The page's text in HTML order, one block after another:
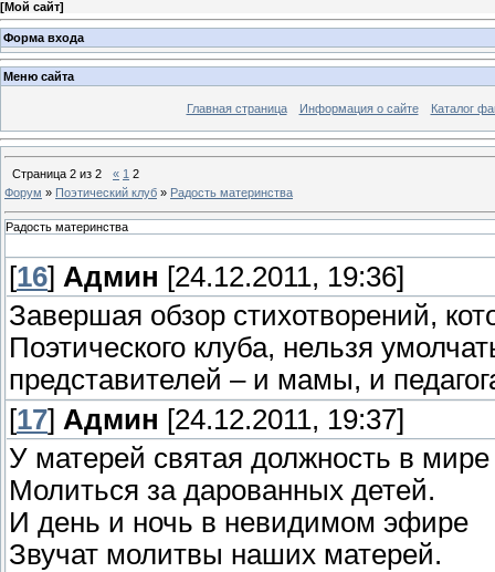
[Мой сайт]
Форма входа
Меню сайта
Главная страница Информация о сайте Каталог
Страница 2 из 2 « 1 2
Форум » Поэтический клуб » Радость материнства
Радость материнства
[16] Админ [24.12.2011, 19:36]
Завершая обзор стихотворений,
Поэтического клуба, нельзя
представителей – и мамы, и
[17] Админ [24.12.2011, 19:37]
У матерей святая должность в
Молиться за дарованных детей.
И день и ночь в невидимом эфире
Звучат молитвы наших матерей.